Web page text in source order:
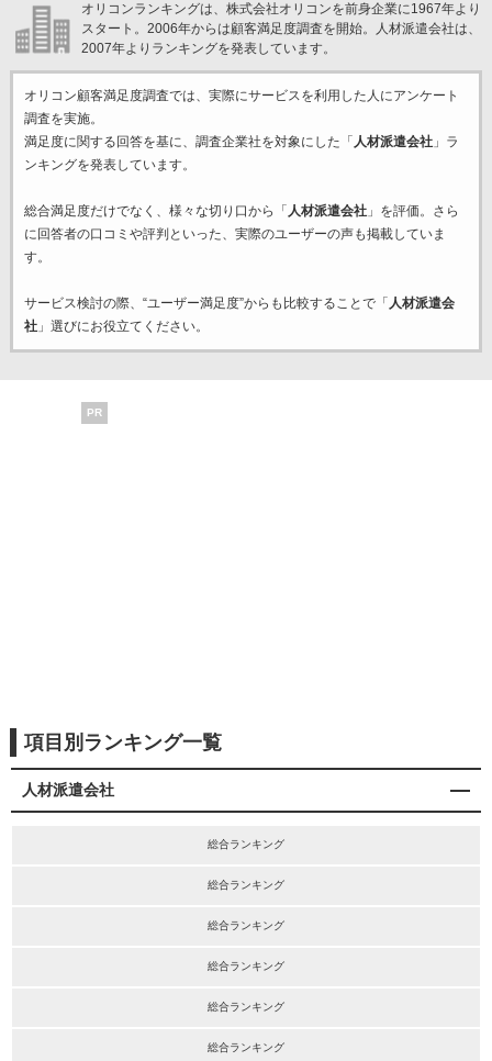
オリコンランキングは、株式会社オリコンを前身企業に1967年より
スタート。2006年からは顧客満足度調査を開始。人材派遣会社は、
2007年よりランキングを発表しています。
オリコン顧客満足度調査では、実際にサービスを利用した 人にアンケート
調査を実施。
満足度に関する回答を基に、調査企業社を対象にした「 人材派遣会社」ラ
ンキングを発表しています。
総合満足度だけでなく、様々な切り口から「 人材派遣会社」を評価。さら
に回答者の口コミや評判といった、実際のユーザーの声も掲載していま
す。
サービス検討の際、“ユーザー満足度”からも比較することで「 人材派遣会
社」選びにお役立てください。
PR
項目別ランキング一覧
人材派遣会社
総合ランキング
総合ランキング
総合ランキング
総合ランキング
総合ランキング
総合ランキング